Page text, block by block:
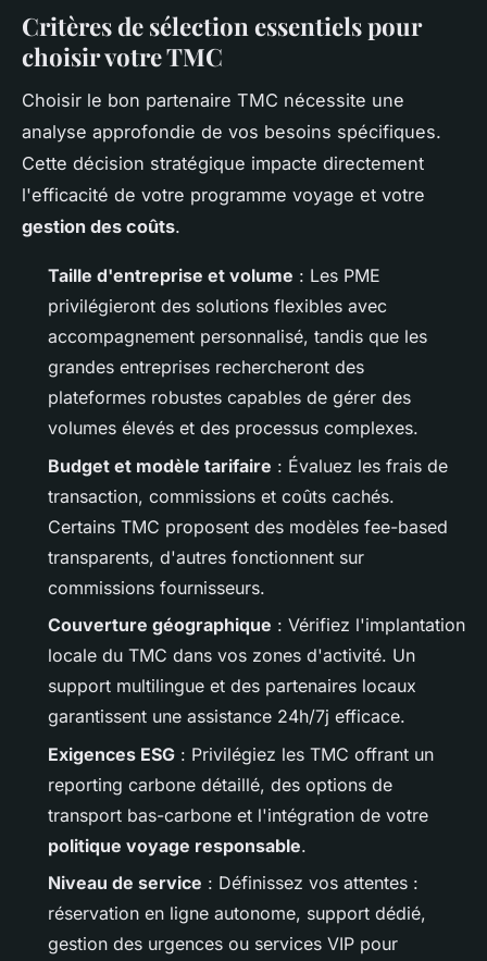
Critères de sélection essentiels pour
choisir votre TMC
Choisir le bon partenaire TMC nécessite une
analyse approfondie de vos besoins spécifiques.
Cette décision stratégique impacte directement
l'efficacité de votre programme voyage et votre
gestion des coûts.
Taille d'entreprise et volume : Les PME
privilégieront des solutions flexibles avec
accompagnement personnalisé, tandis que les
grandes entreprises rechercheront des
plateformes robustes capables de gérer des
volumes élevés et des processus complexes.
Budget et modèle tarifaire : Évaluez les frais de
transaction, commissions et coûts cachés.
Certains TMC proposent des modèles fee-based
transparents, d'autres fonctionnent sur
commissions fournisseurs.
Couverture géographique : Vérifiez l'implantation
locale du TMC dans vos zones d'activité. Un
support multilingue et des partenaires locaux
garantissent une assistance 24h/7j efficace.
Exigences ESG : Privilégiez les TMC offrant un
reporting carbone détaillé, des options de
transport bas-carbone et l'intégration de votre
politique voyage responsable.
Niveau de service : Définissez vos attentes :
réservation en ligne autonome, support dédié,
gestion des urgences ou services VIP pour